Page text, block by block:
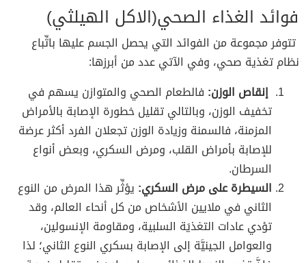
فوائد الغذاء الصحي(الاكل الهيلثي)
تتوفر مجموعة من الفوائد التي يحصل الجسم عليها باتِّباع
نظام تغذية صحي، وفي الآتي عدد من أبرزها:
إنقاص الوزن: فالطعام الصحي والمتوازن يسهم في
تخفيف الوزن، وبالتالي تقليل خطورة الإصابة بالأمراض
المزمنة، فالسمنة وزيادة الوزن تجعلان الفرد أكثر عرضة
للإصابة بأمراض القلب، ومرض السكري، وبعض أنواع
السرطان.
السيطرة على مرض السكري: يؤثِّر هذا المرض من النوع
الثاني في ملايين الأشخاص من كل أنحاء العالم، وقد
تؤدي عادات التغذيَة السلبية، ومقاومة الإنسولين،
والعوامل الجينيَّة إلى الإصابة بسكري النوع الثاني؛ لذا